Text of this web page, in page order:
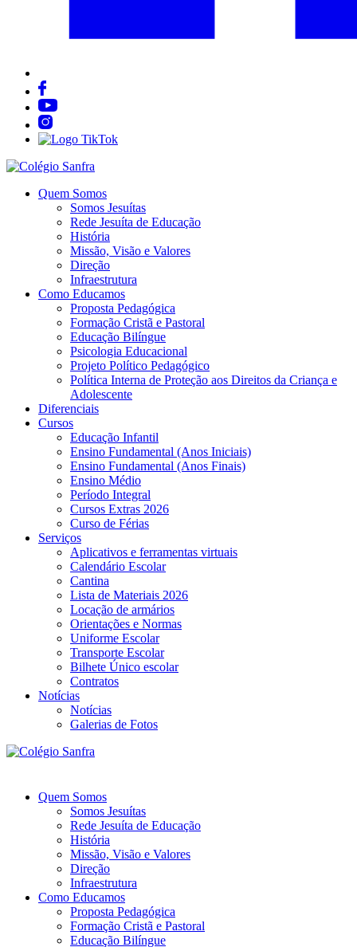
Quem Somos
Somos Jesuítas
Rede Jesuíta de Educação
História
Missão, Visão e Valores
Direção
Infraestrutura
Como Educamos
Proposta Pedagógica
Formação Cristã e Pastoral
Educação Bilíngue
Psicologia Educacional
Projeto Político Pedagógico
Política Interna de Proteção aos Direitos da Criança e
Adolescente
Diferenciais
Cursos
Educação Infantil
Ensino Fundamental (Anos Iniciais)
Ensino Fundamental (Anos Finais)
Ensino Médio
Período Integral
Cursos Extras 2026
Curso de Férias
Serviços
Aplicativos e ferramentas virtuais
Calendário Escolar
Cantina
Lista de Materiais 2026
Locação de armários
Orientações e Normas
Uniforme Escolar
Transporte Escolar
Bilhete Único escolar
Contratos
Notícias
Notícias
Galerias de Fotos
Quem Somos
Somos Jesuítas
Rede Jesuíta de Educação
História
Missão, Visão e Valores
Direção
Infraestrutura
Como Educamos
Proposta Pedagógica
Formação Cristã e Pastoral
Educação Bilíngue